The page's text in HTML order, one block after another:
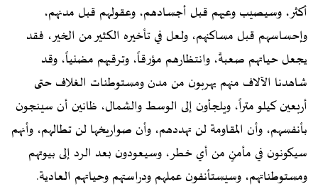
أكثر، وسيصيب وعيهم قبل أجسادهم، وعقولهم قبل مدنهم،
وإحساسهم قبل مساكنهم، ولعل في تأخيره الكثير من الخير، فقد
يجعل حياتهم صعبةً، وانتظارهم مؤرقاً، وترقبهم مضنياً، وقد
شاهدنا الآلاف منهم يهربون من مدن ومستوطنات الغلاف حتى
أربعين كيلو متراً، ويلجأون إلى الوسط والشمال، ظانين أن سينجون
بأنفسهم، وأن المقاومة لن تهددهم، وأن صواريخها لن تطالهم، وأنهم
سيكونون في مأمنٍ من أي خطر، وسيعودون بعد الرد إلى بيوتهم
ومستوطناتهم، وسيستأنفون عملهم ودراستهم وحياتهم العادية.